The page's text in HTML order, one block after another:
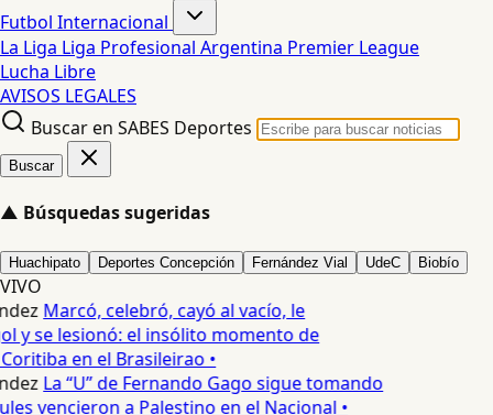
Futbol Internacional
La Liga Liga Profesional Argentina Premier League
Lucha Libre
AVISOS LEGALES
Buscar en SABES Deportes
Buscar
▲ Búsquedas sugeridas
Huachipato Deportes Concepción Fernández Vial UdeC Biobío
VIVO
Marcó, celebró, cayó al vacío, le
y se lesionó: el insólito momento de
en el Brasileirao •
La “U” de Fernando Gago sigue tomando
vencieron a Palestino en el Nacional •